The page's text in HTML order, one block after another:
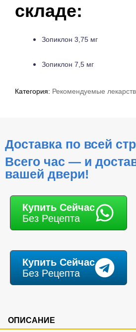
складе:
Зопиклон 3,75 мг
Зопиклон 7,5 мг
Категория: Рекомендуемые
Доставка по всей
Всего час — и
вашей двери!
Купить Cейчас
Без Pецепта
Купить Cейчас
Без Pецепта
ОПИСАНИЕ